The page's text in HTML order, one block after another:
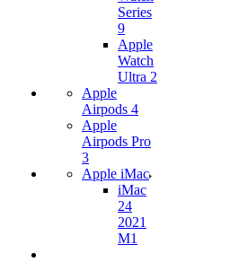
Series
9
Apple
Watch
Ultra 2
Apple
Airpods 4
Apple
Airpods Pro
3
Apple iMac
iMac
24
2021
M1